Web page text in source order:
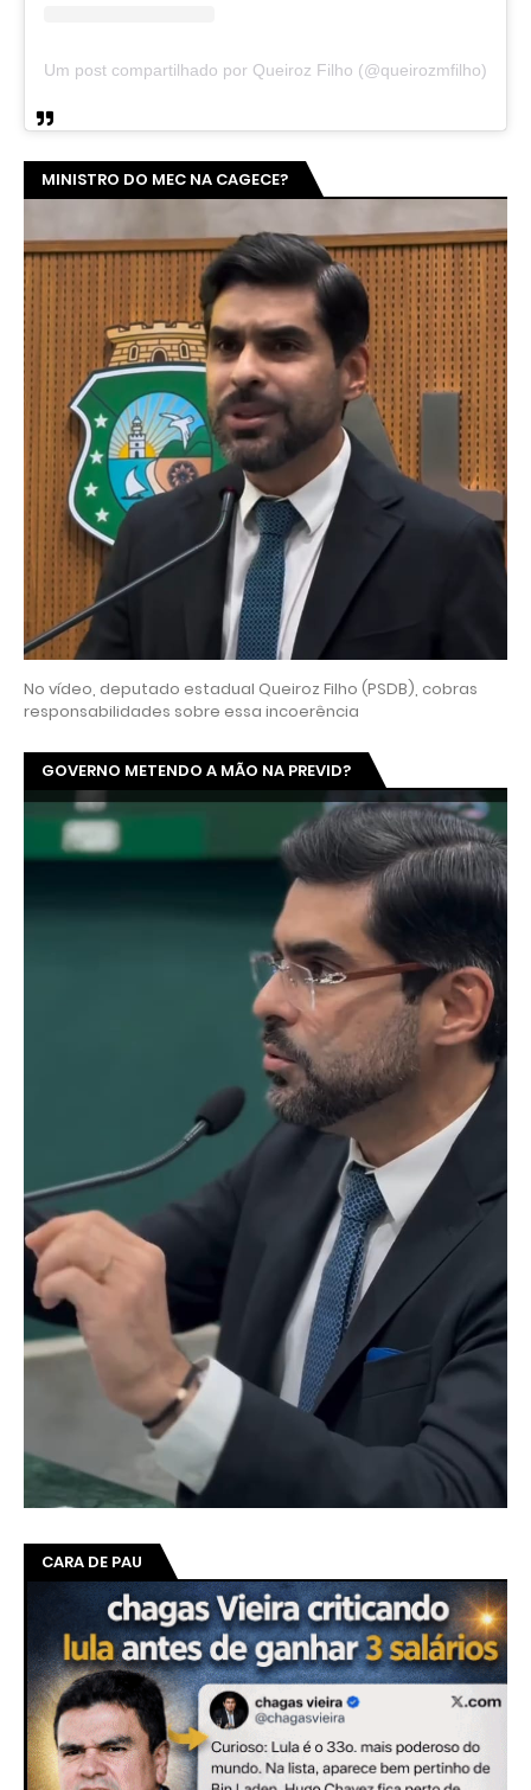
Um post compartilhado por Queiroz Filho (@queirozmfilho)
MINISTRO DO MEC NA CAGECE?
No vídeo, deputado estadual Queiroz Filho (PSDB), cobras
responsabilidades sobre essa incoerência
GOVERNO METENDO A MÃO NA PREVID?
CARA DE PAU